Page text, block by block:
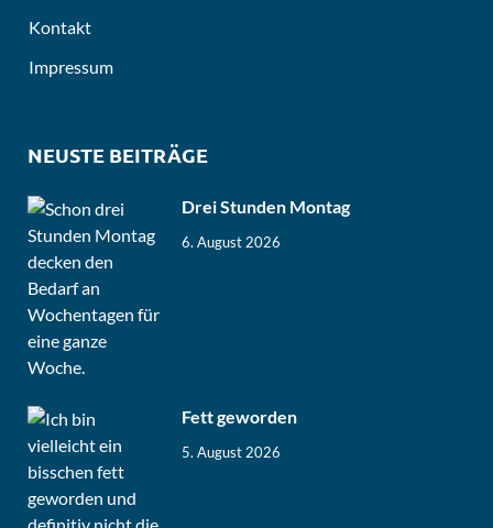
Kontakt
Impressum
NEUSTE BEITRÄGE
Drei Stunden Montag
6. August 2026
Fett geworden
5. August 2026